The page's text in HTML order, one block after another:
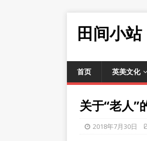
田间小站
首页 英美文化
关于“老人
2018年7月30日